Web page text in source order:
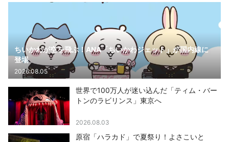
ちいかわが空を飛ぶ！ANA「ちいかわジェット」が国内線に
登場
2026.08.05
世界で100万人が迷い込んだ「ティム・バー
トンのラビリンス」東京へ
2026.08.03
原宿「ハラカド」で夏祭り！よさこいと